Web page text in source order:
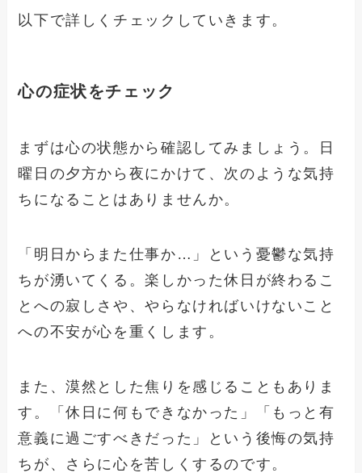
以下で詳しくチェックしていきます。
心の症状をチェック
まずは心の状態から確認してみましょう。日
曜日の夕方から夜にかけて、次のような気持
ちになることはありませんか。
「明日からまた仕事か…」という憂鬱な気持
ちが湧いてくる。楽しかった休日が終わるこ
とへの寂しさや、やらなければいけないこと
への不安が心を重くします。
また、漠然とした焦りを感じることもありま
す。「休日に何もできなかった」「もっと有
意義に過ごすべきだった」という後悔の気持
ちが、さらに心を苦しくするのです。